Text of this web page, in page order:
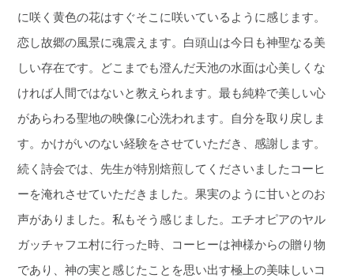
に咲く黄色の花はすぐそこに咲いているように感じます。
恋し故郷の風景に魂震えます。白頭山は今日も神聖なる美
しい存在です。どこまでも澄んだ天池の水面は心美しくな
ければ人間ではないと教えられます。最も純粋で美しい心
があらわる聖地の映像に心洗われます。自分を取り戻しま
す。かけがいのない経験をさせていただき、感謝します。
続く詩会では、先生が特別焙煎してくださいましたコーヒ
ーを淹れさせていただきました。果実のように甘いとのお
声がありました。私もそう感じました。エチオピアのヤル
ガッチャフエ村に行った時、コーヒーは神様からの贈り物
であり、神の実と感じたことを思い出す極上の美味しいコ